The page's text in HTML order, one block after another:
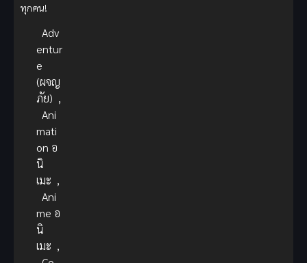
ทุกคน!
Adv
entur
e
(ผจญ
ภัย) ,
Ani
mati
on อ
นิ
เมะ ,
Ani
me อ
นิ
เมะ ,